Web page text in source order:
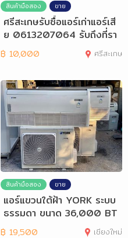
สินค้ามือสอง ขาย
ศรีสะเกษรับซื้อแอร์เก่าแอร์เสี
ย 0613207064 รับถึงที่รา
คาสูง
฿ 10,000 ศรีสะเกษ
สินค้ามือสอง ขาย
แอร์แขวนใต้ฝ้า YORK ระบบ
ธรรมดา ขนาด 36,000 BT
U.
฿ 19,500 เชียงใหม่